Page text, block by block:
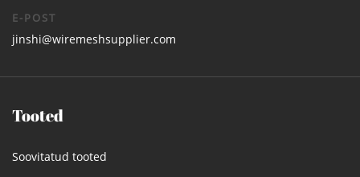
E-POST
jinshi@wiremeshsupplier.com
Tooted
Soovitatud tooted